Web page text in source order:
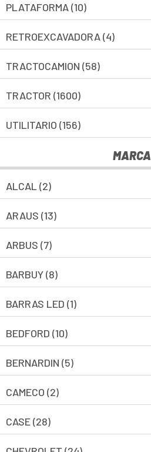
PLATAFORMA (10)
RETROEXCAVADORA (4)
TRACTOCAMION (58)
TRACTOR (1600)
UTILITARIO (156)
MARCA
ALCAL (2)
ARAUS (13)
ARBUS (7)
BARBUY (8)
BARRAS LED (1)
BEDFORD (10)
BERNARDIN (5)
CAMECO (2)
CASE (28)